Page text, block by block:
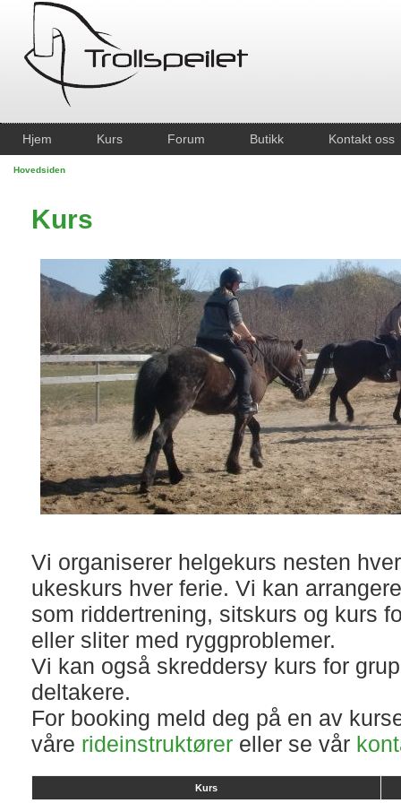
Hjem Kurs Forum Butikk Kontakt oss
Hovedsiden
Kurs
Vi organiserer helgekurs nesten
ukeskurs hver ferie. Vi kan
som riddertrening, sitskurs og kurs
eller sliter med ryggproblemer.
Vi kan også skreddersy kurs for
deltakere.
For booking meld deg på en av
våre rideinstruktører eller se vår
Kurs